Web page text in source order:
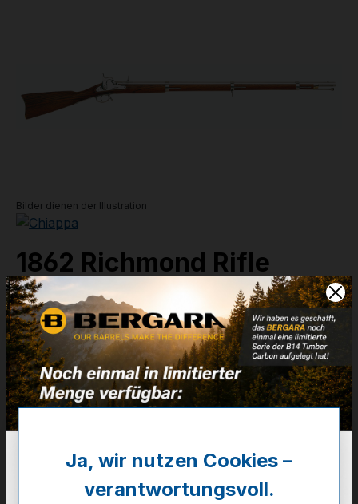
Bilder dienen der Illustration
1862 Richmond Rifle
.58 - 40'' Lauf
Artikelnummer:C910.001
Weitere Informationen
✔Percussion
1.324,00 €
✔ Auf LagerJa, wir nutzen Cookies –
verantwortungsvoll.